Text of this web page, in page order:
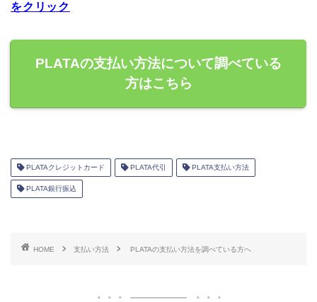
をクリック
PLATAの支払い方法について調べている
方はこちら
PLATAクレジットカード PLATA代引 PLATA支払い方法
PLATA銀行振込
HOME 支払い方法 PLATAの支払い方法を調べている方へ